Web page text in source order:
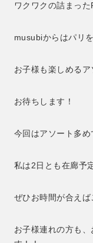
ワクワクの詰まっ
musubiからはパリ
お子様も楽しめる
お待ちします！
今回はアソート多め
私は2日とも在廊予
ぜひお時間が合え
お子様連れの方も